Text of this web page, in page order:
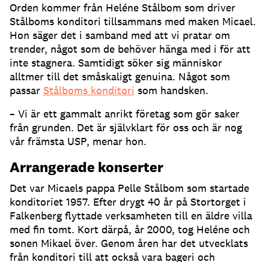
Orden kommer från Heléne Stålbom som driver
Stålboms konditori tillsammans med maken Micael.
Hon säger det i samband med att vi pratar om
trender, något som de behöver hänga med i för att
inte stagnera. Samtidigt söker sig människor
alltmer till det småskaligt genuina. Något som
passar Stålboms konditori som handsken.
– Vi är ett gammalt anrikt företag som gör saker
från grunden. Det är självklart för oss och är nog
vår främsta USP, menar hon.
Arrangerade konserter
Det var Micaels pappa Pelle Stålbom som startade
konditoriet 1957. Efter drygt 40 år på Stortorget i
Falkenberg flyttade verksamheten till en äldre villa
med fin tomt. Kort därpå, år 2000, tog Heléne och
sonen Mikael över. Genom åren har det utvecklats
från konditori till att också vara bageri och